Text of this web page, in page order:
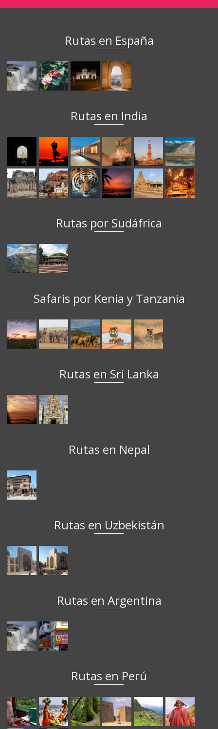
Rutas en España
Rutas en India
Rutas por Sudáfrica
Safaris por Kenia y Tanzania
Rutas en Sri Lanka
Rutas en Nepal
Rutas en Uzbekistán
Rutas en Argentina
Rutas en Perú